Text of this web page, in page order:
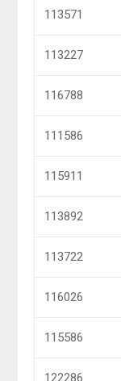
113571
113227
116788
111586
115911
113892
113722
116026
115586
122286